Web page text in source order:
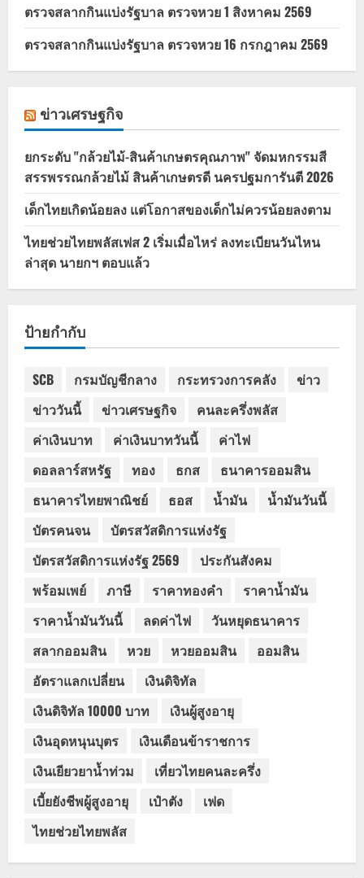
ตรวจสลากกินแบ่งรัฐบาล ตรวจหวย 1 สิงหาคม 2569
ตรวจสลากกินแบ่งรัฐบาล ตรวจหวย 16 กรกฎาคม 2569
ข่าวเศรษฐกิจ
ยกระดับ "กล้วยไม้-สินค้าเกษตรคุณภาพ" จัดมหกรรมสี
สรรพรรณกล้วยไม้ สินค้าเกษตรดี นครปฐมการันตี 2026
เด็กไทยเกิดน้อยลง แต่โอกาสของเด็กไม่ควรน้อยลงตาม
ไทยช่วยไทยพลัสเฟส 2 เริ่มเมื่อไหร่ ลงทะเบียนวันไหน
ล่าสุด นายกฯ ตอบแล้ว
ป้ายกำกับ
SCB กรมบัญชีกลาง กระทรวงการคลัง
ข่าว
ข่าววันนี้
ข่าวเศรษฐกิจ
คนละครึ่งพลัส
ค่าเงินบาท
ค่าเงินบาทวันนี้
ค่าไฟ
ดอลลาร์สหรัฐ
ทอง ธกส
ธนาคารออมสิน
ธนาคารไทยพาณิชย์
ธอส น้ำมัน
น้ำมันวันนี้
บัตรคนจน
บัตรสวัสดิการแห่งรัฐ
บัตรสวัสดิการแห่งรัฐ 2569
ประกันสังคม
พร้อมเพย์
ภาษี ราคาทองคำ
ราคาน้ำมัน
ราคาน้ำมันวันนี้
ลดค่าไฟ
วันหยุดธนาคาร
สลากออมสิน
หวย หวยออมสิน
ออมสิน
อัตราแลกเปลี่ยน
เงินดิจิทัล
เงินดิจิทัล 10000 บาท
เงินผู้สูงอายุ
เงินอุดหนุนบุตร
เงินเดือนข้าราชการ
เงินเยียวยาน้ำท่วม
เที่ยวไทยคนละครึ่ง
เบี้ยยังชีพผู้สูงอายุ
เป๋าตัง
เฟด
ไทยช่วยไทยพลัส